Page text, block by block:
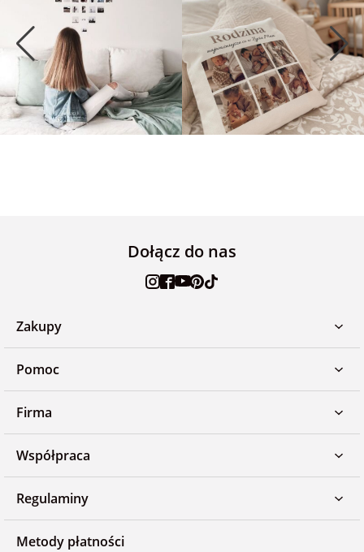
Dołącz do nas
Zakupy
Pomoc
Firma
Współpraca
Regulaminy
Metody płatności